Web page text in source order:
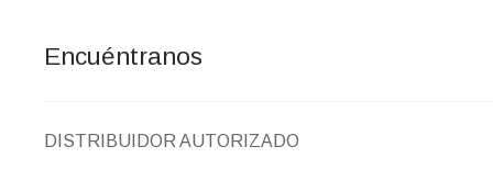
Encuéntranos
DISTRIBUIDOR AUTORIZADO